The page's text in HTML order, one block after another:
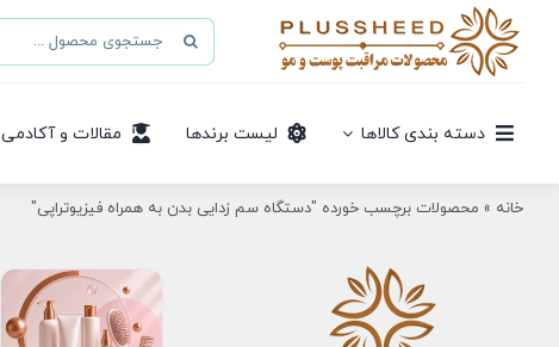
جستجو
برای:
دسته بندی کالاها لیست برندها مقالات و آکادمی
خانه » محصولات برچسب خورده "دستگاه سم زدایی بدن به همراه فیزیوتراپی"